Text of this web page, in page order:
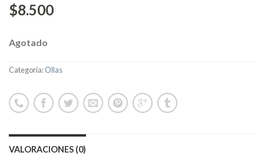
$8.500
Agotado
Categoría:Ollas
VALORACIONES (0)